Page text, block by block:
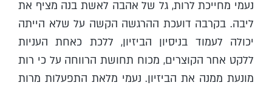
נעמי מחייכת לרות, גל של אהבה לאשת בנה מציף את
ליבה. בקרבה דועכת ההרגשה הקשה על שלא הייתה
יכולה לעמוד בניסיון הביזיון, ללכת כאחת העניות
ללקט אחר הקוצרים, מכוח תחושת הרווחה על כי רות
מונעת ממנה את הביזיון. נעמי מלאת התפעלות מרות